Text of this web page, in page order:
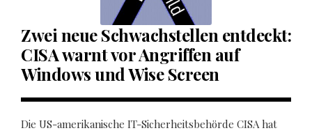
Zwei neue Schwachstellen entdeckt:
CISA warnt vor Angriffen auf
Windows und Wise Screen
Die US-amerikanische IT-Sicherheitsbehörde CISA hat